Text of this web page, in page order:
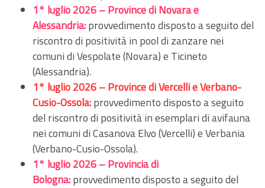
1° luglio 2026 – Province di Novara e
Alessandria:provvedimento disposto a seguito del
riscontro di positività in pool di zanzare nei
comuni di Vespolate (Novara) e Ticineto
(Alessandria).
1° luglio 2026 – Province di Vercelli e Verbano-
Cusio-Ossola:provvedimento disposto a seguito
del riscontro di positività in esemplari di avifauna
nei comuni di Casanova Elvo (Vercelli) e Verbania
(Verbano-Cusio-Ossola).
1° luglio 2026 – Provincia di
Bologna:provvedimento disposto a seguito del